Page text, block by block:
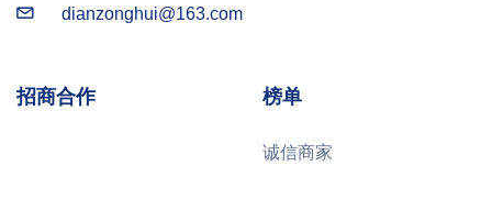
dianzonghui@163.com
招商合作 榜单
诚信商家